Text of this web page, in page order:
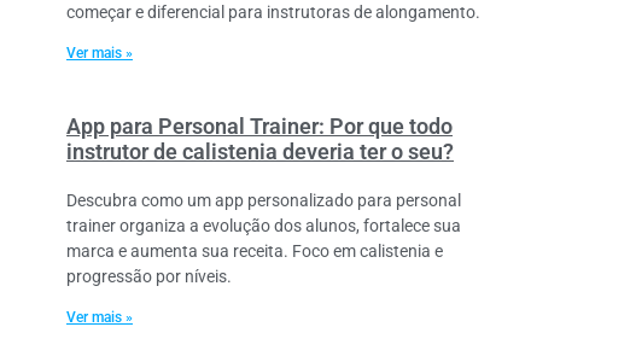
começar e diferencial para instrutoras de alongamento.
Ver mais »
App para Personal Trainer: Por que todo
instrutor de calistenia deveria ter o seu?
Descubra como um app personalizado para personal
trainer organiza a evolução dos alunos, fortalece sua
marca e aumenta sua receita. Foco em calistenia e
progressão por níveis.
Ver mais »